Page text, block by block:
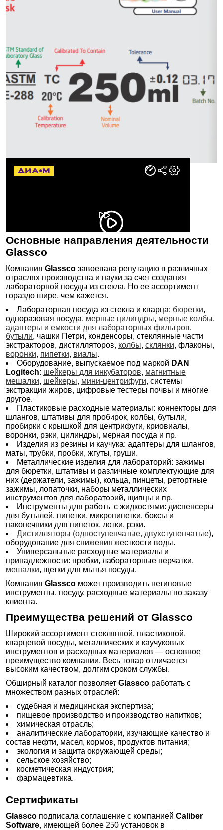
Ступки ручные, песты
Тигли, тигли Гуча, лодочки для сжигания, зольности/
аксессуары
Треноги, треугольники, сетки
Фильтрация ультра, микро, фильтродержатели,
насадки, системы
Фильтродержатели для фильтрации жидкостей и
газов
Флаконы культуральные
Холодильники химические (дефлегматоры)
Хроматография тонкослойная (ТСХ / ВЭТСХ):
расходные материалы
Цилиндры мерные
Цилиндры мерные/ аксессуары
Чашки Петри, культуральные
Чашки Петри
Шланги, трубки, магистрали
Шланги (трубки, магистрали) для жидкостей и газов
Шпатели, ложки, совки
Штативы
Штативы для виал хроматографических
Штативы для пробирок
Штативы для пробирок типа Эппендорф
Штативы для стеклянных / пластиковых пипеток
Штативы для чашек Петри
Штативы химические (лабораторные стойки),
кольца, зажимы, узлы, лапки
Эксикаторы (десикаторы)
Экстракторы (экстрактор по Сокслету, экстрактор по
Твиссельману)
Экстракторы (экстрактор по Сокслету, экстрактор по
Твиссельману)/ аксессуары
Основные направления деятельности
Glassco
Компания Glassco завоевала репутацию в различных
отраслях производства и науки за счет создания
лабораторной посуды из стекла. Но ее ассортимент
гораздо шире, чем кажется.
Лабораторная посуда из стекла и кварца: бюретки,
одноразовая посуда, мерные цилиндры, мерные колбы,
адаптеры и емкости для лабораторных фильтров,
бутыли, чашки Петри, конденсоры, стеклянные части
экстракторов, дистилляторов, колбы, склянки, флаконы,
воронки, пипетки, виалы.
Оборудование, выпускаемое под маркой DAN
Logitech: шейкеры для инкубаторов, магнитные
мешалки, шейкеры, мини-центрифуги, системы
экстракции жиров, цифровые тестеры почвы и многие
другое.
Пластиковые расходные материалы: коннекторы для
шлангов, штативы для пробирок, колбы, бутыли,
пробирки с крышкой для центрифуги, криовиалы,
воронки, рэки, цилиндры, мерная посуда и пр.
Изделия из резины и каучука: адаптеры для шлангов,
маты, трубки, пробки, жгуты, груши.
Металлические изделия для лабораторий: зажимы
для бюретки, штативы и различные комплектующие для
них (держатели, зажимы), кольца, пинцеты, ретортные
зажимы, лопаточки, наборы металлических
инструментов для лабораторий, щипцы и пр.
Инструменты для работы с жидкостями: диспенсеры
для бутылей, пипетки, микропипетки, боксы и
наконечники для пипеток, лотки, рэки.
Дистилляторы (одноступенчатые, двухступенчатые),
оборудование для снижения жесткости воды.
Универсальные расходные материалы и
принадлежности: пробки, лабораторные перчатки,
мешалки, щетки для мытья посуды.
Компания Glassco может производить нетиповые
инструменты, посуду, расходные материалы по заказу
клиента.
Преимущества решений от Glassco
Широкий ассортимент стеклянной, пластиковой,
кварцевой посуды, металлических и каучуковых
инструментов и расходных материалов — основное
преимущество компании. Весь товар отличается
высоким качеством, долгим сроком службы.
Обширный каталог позволяет Glassco работать с
множеством разных отраслей:
судебная и медицинская экспертиза;
пищевое производство и производство напитков;
химическая отрасль;
аналитические лаборатории, изучающие качество и
состав нефти, масел, кормов, продуктов питания;
экология и защита окружающей среды;
сельское хозяйство;
косметическая индустрия;
фармацевтика.
Сертификаты
Glassco подписала соглашение с компанией Caliber
Software, имеющей более 250 установок в